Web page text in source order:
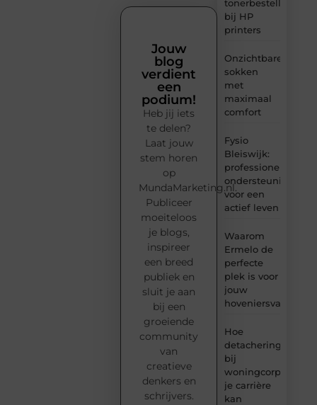
tonerbestelling
bij HP
printers
Onzichtbare
sokken
met
maximaal
comfort
Fysio
Bleiswijk:
professionele
ondersteuning
voor een
actief leven
Waarom
Ermelo de
perfecte
plek is voor
jouw
Hoe
detachering
bij
woningcorporaties
je carrière
kan
Jouw
blog
verdient
een
podium!
Heb jij iets
te delen?
Laat jouw
stem horen
op
MundaMarketing.nl.
Publiceer
moeiteloos
je blogs,
inspireer
een breed
publiek en
sluit je aan
bij een
groeiende
community
van
creatieve
denkers en
schrijvers.